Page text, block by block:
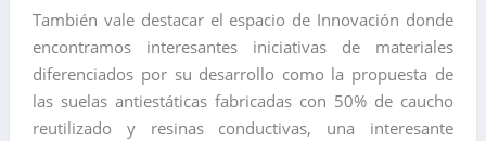
También vale destacar el espacio de Innovación donde
encontramos interesantes iniciativas de materiales
diferenciados por su desarrollo como la propuesta de
las suelas antiestáticas fabricadas con 50% de caucho
reutilizado y resinas conductivas, una interesante